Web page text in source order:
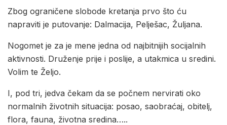
Zbog ograničene slobode kretanja prvo što ću
napraviti je putovanje: Dalmacija, Pelješac, Žuljana.
Nogomet je za je mene jedna od najbitnijih socijalnih
aktivnosti. Druženje prije i poslije, a utakmica u sredini.
Volim te Željo.
I, pod tri, jedva čekam da se počnem nervirati oko
normalnih životnih situacija: posao, saobraćaj, obitelj,
flora, fauna, životna sredina…..